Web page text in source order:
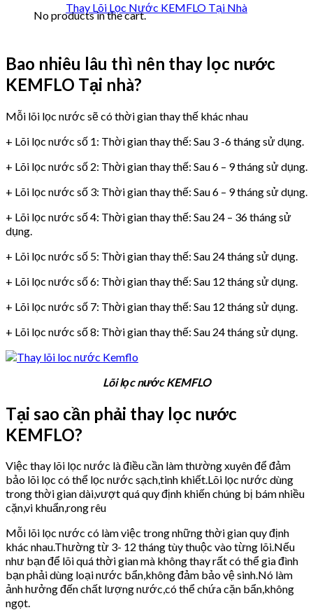
No products in the cart.
Thay Lõi Lọc Nước KEMFLO Tại Nhà
Bao nhiêu lâu thì nên thay lọc nước
KEMFLO Tại nhà?
Mỗi lõi lọc nước sẽ có thời gian thay thế khác nhau
+ Lõi lọc nước số 1: Thời gian thay thế: Sau 3 -6 tháng sử dụng.
+ Lõi lọc nước số 2: Thời gian thay thế: Sau 6 – 9 tháng sử dụng.
+ Lõi lọc nước số 3: Thời gian thay thế: Sau 6 – 9 tháng sử dụng.
+ Lõi lọc nước số 4: Thời gian thay thế: Sau 24 – 36 tháng sử
dụng.
+ Lõi lọc nước số 5: Thời gian thay thế: Sau 24 tháng sử dụng.
+ Lõi lọc nước số 6: Thời gian thay thế: Sau 12 tháng sử dụng.
+ Lõi lọc nước số 7: Thời gian thay thế: Sau 12 tháng sử dụng.
+ Lõi lọc nước số 8: Thời gian thay thế: Sau 24 tháng sử dụng.
Lõi lọc nước KEMFLO
Tại sao cần phải thay lọc nước
KEMFLO?
Việc thay lõi lọc nước là điều cần làm thường xuyên để đảm
bảo lõi lọc có thể lọc nước sạch,tinh khiết.Lõi lọc nước dùng
trong thời gian dài,vượt quá quy định khiến chúng bị bám nhiều
cặn,vi khuẩn,rong rêu
Mỗi lõi lọc nước có làm việc trong những thời gian quy định
khác nhau.Thường từ 3- 12 tháng tùy thuộc vào từng lõi.Nếu
như bạn để lõi quá thời gian mà không thay rất có thể gia đình
bạn phải dùng loại nước bẩn,không đảm bảo vệ sinh.Nó làm
ảnh hưởng đến chất lượng nước,có thể chứa cặn bẩn,không
ngọt.